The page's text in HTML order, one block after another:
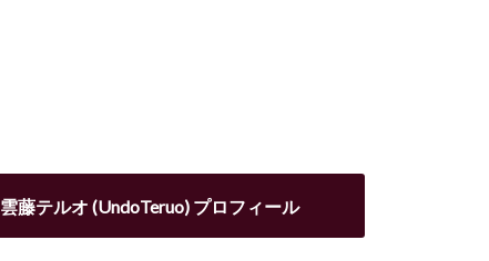
雲藤テルオ (UndoTeruo) プロフィール